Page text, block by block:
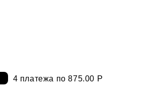
4 платежа по 875.00 Р